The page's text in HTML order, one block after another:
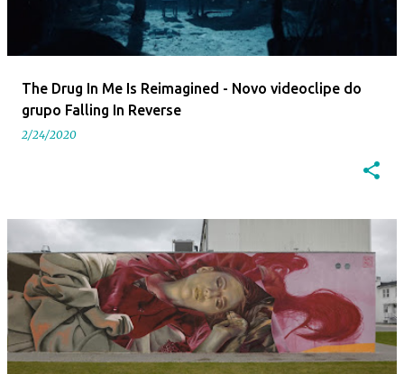
The Drug In Me Is Reimagined - Novo videoclipe do
grupo Falling In Reverse
2/24/2020